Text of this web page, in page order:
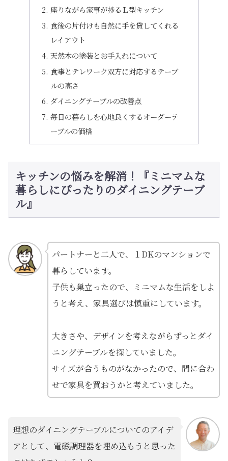
座りながら家事が捗るＬ型キッチン
食後の片付けも自然に手を貸してくれる
レイアウト
天然木の塗装とお手入れについて
食事とテレワーク双方に対応するテーブ
ルの高さ
ダイニングテーブルの改善点
毎日の暮らしを心地良くするオーダーテ
ーブルの価格
キッチンの悩みを解消！『ミニマムな
暮らしにぴったりのダイニングテーブ
ル』
パートナーと二人で、１DKのマンションで
暮らしています。
子供も巣立ったので、ミニマムな生活をしよ
うと考え、家具選びは慎重にしています。
大きさや、デザインを考えながらずっとダイ
ニングテーブルを探していました。
サイズが合うものがなかったので、間に合わ
せで家具を買おうかと考えていました。
理想のダイニングテーブルについてのアイデ
アとして、電磁調理器を埋め込もうと思った